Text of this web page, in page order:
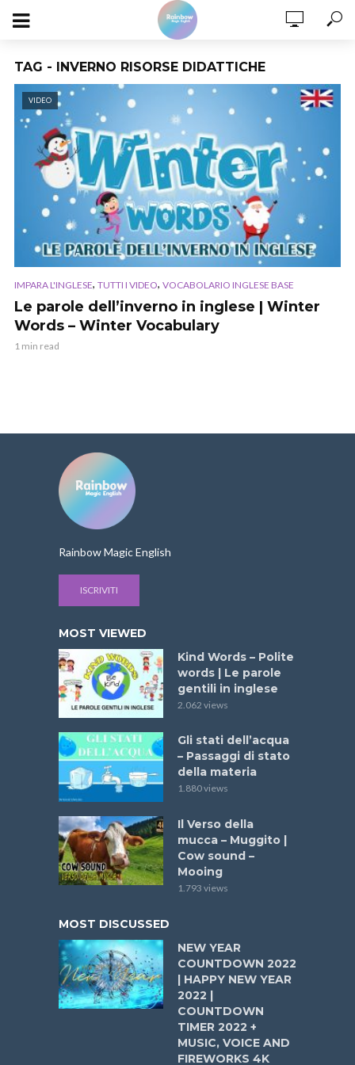
TAG - INVERNO RISORSE DIDATTICHE
VIDEO
IMPARA L'INGLESE, TUTTI I VIDEO, VOCABOLARIO INGLESE BASE
Le parole dell’inverno in inglese | Winter
Words – Winter Vocabulary
1 min read
Rainbow Magic English
ISCRIVITI
MOST VIEWED
Kind Words – Polite
words | Le parole
gentili in inglese
2.062 views
Gli stati dell’acqua
– Passaggi di stato
della materia
1.880 views
Il Verso della
mucca – Muggito |
Cow sound –
Mooing
1.793 views
MOST DISCUSSED
NEW YEAR
COUNTDOWN 2022
| HAPPY NEW YEAR
2022 |
COUNTDOWN
TIMER 2022 +
MUSIC, VOICE AND
FIREWORKS 4K